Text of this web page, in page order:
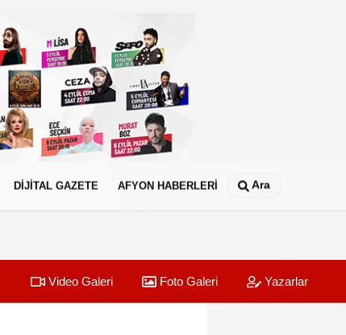
DİJİTAL GAZETE AFYON HABERLERİ Ara
Video Galeri Foto Galeri Yazarlar